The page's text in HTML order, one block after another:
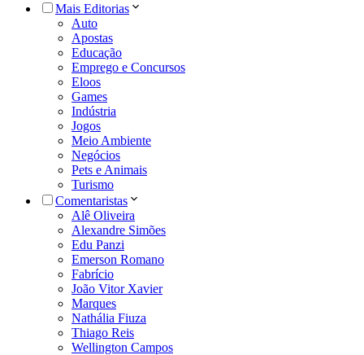
Mais Editorias
Auto
Apostas
Educação
Emprego e Concursos
Eloos
Games
Indústria
Jogos
Meio Ambiente
Negócios
Pets e Animais
Turismo
Comentaristas
Alê Oliveira
Alexandre Simões
Edu Panzi
Emerson Romano
Fabrício
João Vitor Xavier
Marques
Nathália Fiuza
Thiago Reis
Wellington Campos